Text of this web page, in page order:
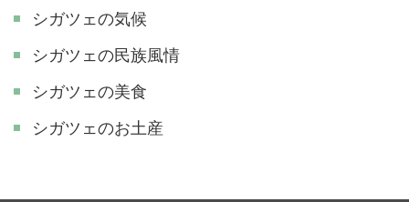
シガツェの気候
シガツェの民族風情
シガツェの美食
シガツェのお土産